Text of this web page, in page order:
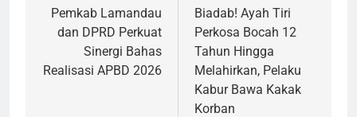
navigation
Pemkab Lamandau
dan DPRD Perkuat
Sinergi Bahas
Realisasi APBD 2026
Biadab! Ayah Tiri
Perkosa Bocah 12
Tahun Hingga
Melahirkan, Pelaku
Kabur Bawa Kakak
Korban